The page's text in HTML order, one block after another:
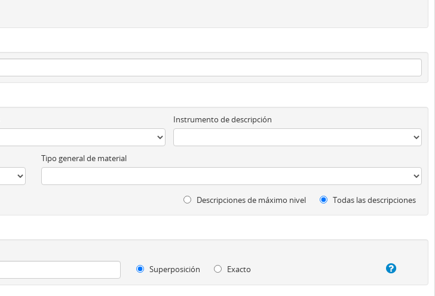
Instrumento de descripción
Tipo general de material
Descripciones de máximo nivel Todas las descripciones
Superposición
Exacto